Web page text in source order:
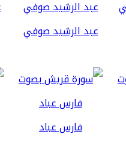
عبد الرشيد صوفي
فارس عباد